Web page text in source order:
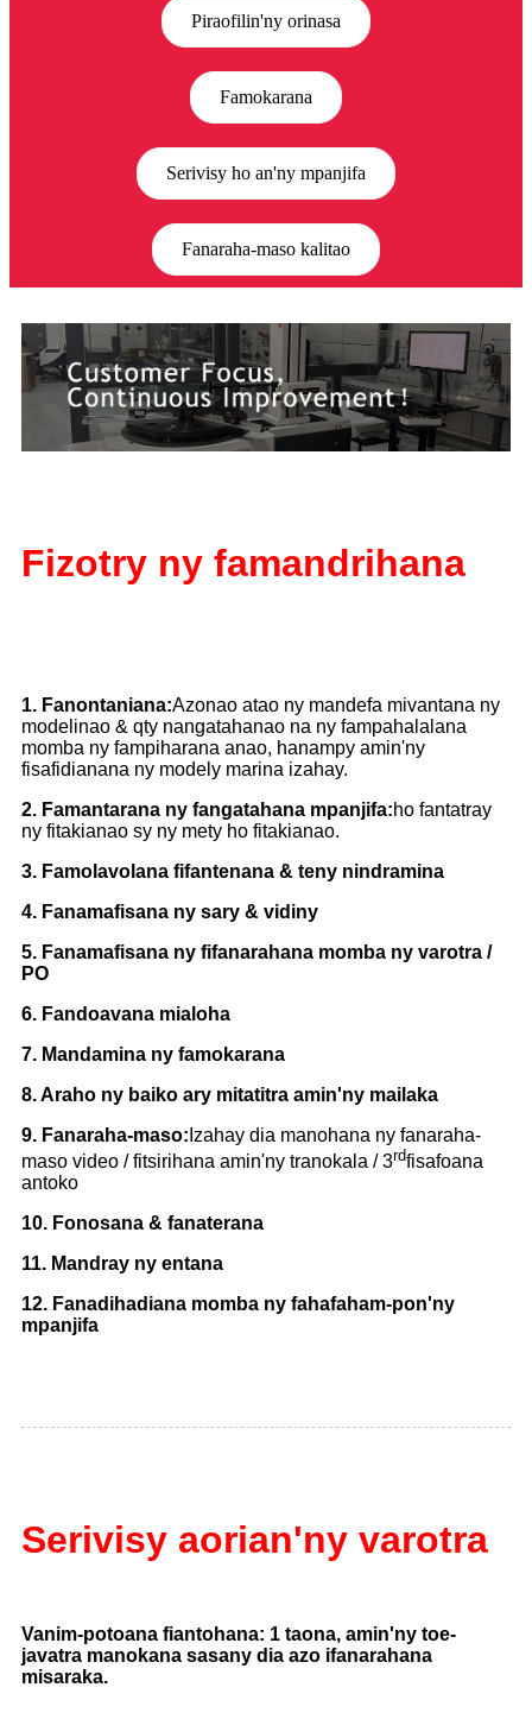
Piraofilin'ny orinasa
Famokarana
Serivisy ho an'ny mpanjifa
Fanaraha-maso kalitao
Fizotry ny famandrihana
1. Fanontaniana:Azonao atao ny mandefa mivantana ny
modelinao & qty nangatahanao na ny fampahalalana
momba ny fampiharana anao, hanampy amin'ny
fisafidianana ny modely marina izahay.
2. Famantarana ny fangatahana mpanjifa:ho fantatray
ny fitakianao sy ny mety ho fitakianao.
3. Famolavolana fifantenana & teny nindramina
4. Fanamafisana ny sary & vidiny
5. Fanamafisana ny fifanarahana momba ny varotra /
PO
6. Fandoavana mialoha
7. Mandamina ny famokarana
8. Araho ny baiko ary mitatitra amin'ny mailaka
9. Fanaraha-maso: Izahay dia manohana ny fanaraha-
maso video / fitsirihana amin'ny tranokala / 3rdfisafoana
antoko
10. Fonosana & fanaterana
11. Mandray ny entana
12. Fanadihadiana momba ny fahafaham-pon'ny
mpanjifa
Serivisy aorian'ny varotra
Vanim-potoana fiantohana: 1 taona, amin'ny toe-
javatra manokana sasany dia azo ifanarahana
misaraka.